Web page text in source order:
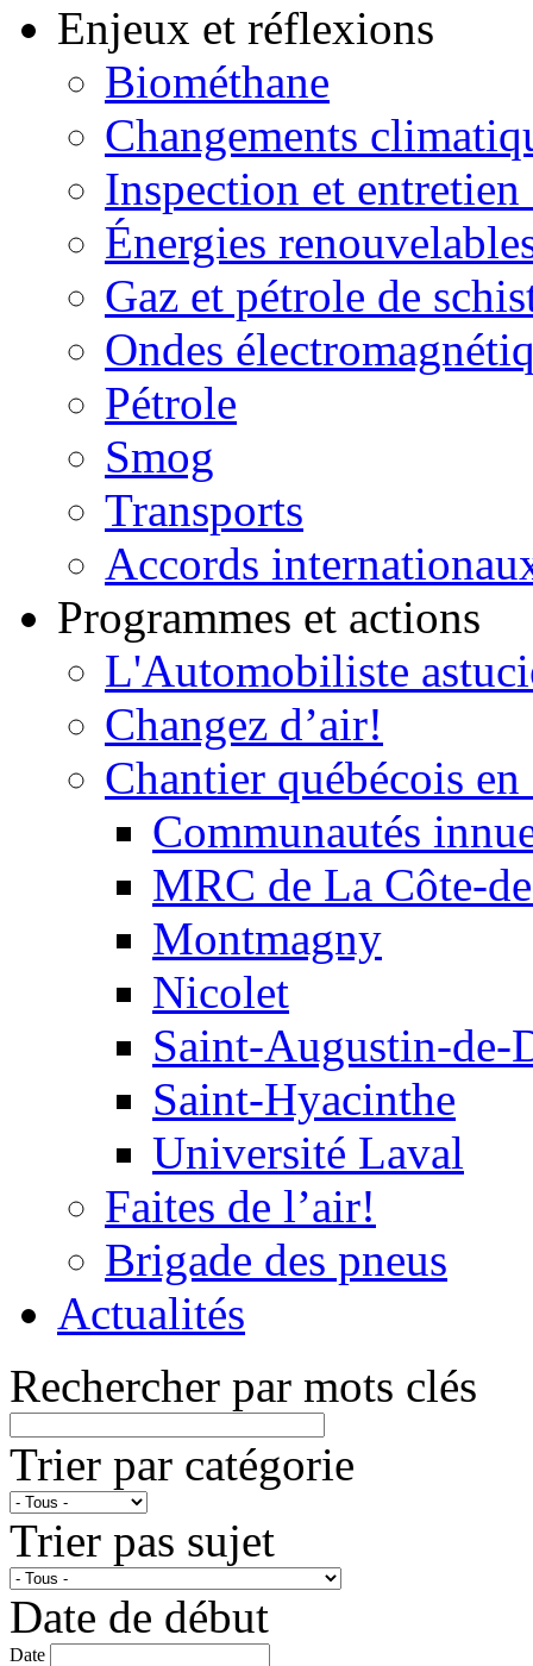
Enjeux et réflexions
Biométhane
Changements
Inspection et entretien
Énergies
Gaz et pétrole de
Ondes
Pétrole
Smog
Transports
Accords
Programmes et actions
L'Automobiliste
Changez d’air!
Chantier québécois
Communautés
MRC de La Côte-
Montmagny
Nicolet
Saint-Augustin-de-
Saint-Hyacinthe
Université Laval
Faites de l’air!
Brigade des pneus
Actualités
Rechercher par mots clés
Trier par catégorie
Trier pas sujet
Date de début
Date